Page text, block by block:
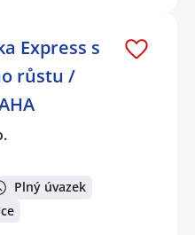
Express s
růstu /
Plný úvazek